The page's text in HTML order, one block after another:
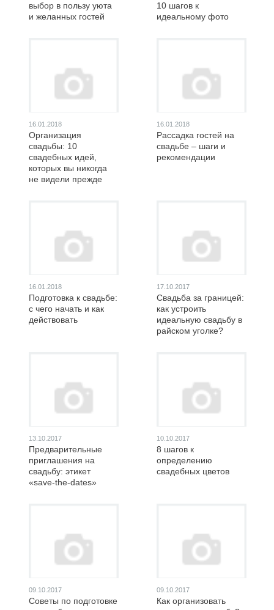
выбор в пользу уюта
и желанных гостей
10 шагов к
идеальному фото
16.01.2018
Организация
свадьбы: 10
свадебных идей,
которых вы никогда
не видели прежде
16.01.2018
Рассадка гостей на
свадьбе – шаги и
рекомендации
16.01.2018
Подготовка к свадьбе:
с чего начать и как
действовать
17.10.2017
Свадьба за границей:
как устроить
идеальную свадьбу в
райском уголке?
13.10.2017
Предварительные
приглашения на
свадьбу: этикет
«save-the-dates»
10.10.2017
8 шагов к
определению
свадебных цветов
09.10.2017
Советы по подготовке
09.10.2017
Как организовать